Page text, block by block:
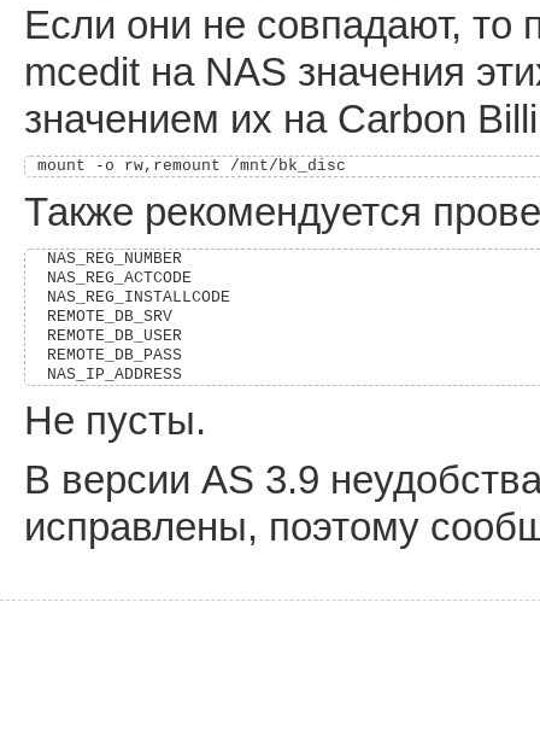
Если они не совпадают,
mcedit на NAS значения
значением их на Carbon
Также рекомендуется
NAS_REG_NUMBER
NAS_REG_ACTCODE
NAS_REG_INSTALLCODE
REMOTE_DB_SRV
REMOTE_DB_USER
REMOTE_DB_PASS
Не пусты.
В версии AS 3.9
исправлены, поэтому